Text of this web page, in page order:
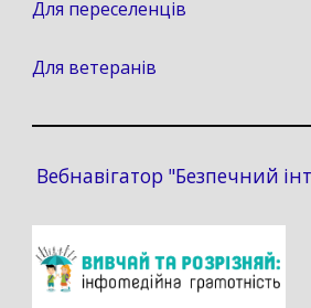
Для переселенців
Для ветеранів
Вебнавігатор "Безпечний